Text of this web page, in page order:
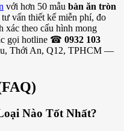
với hơn 50 mẫu bàn ăn tròn
vấn thiết kế miễn phí, đo
xác theo cấu hình mong
gọi hotline ☎ 0932 103
Thới An, Q12, TPHCM —
Nào Tốt Nhất?